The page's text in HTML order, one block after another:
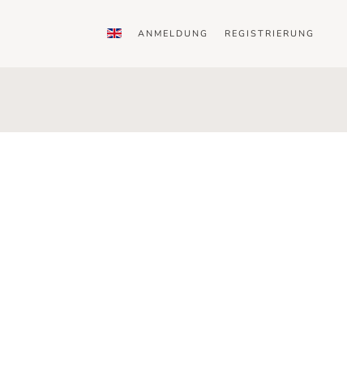
ANMELDUNG REGISTRIERUNG